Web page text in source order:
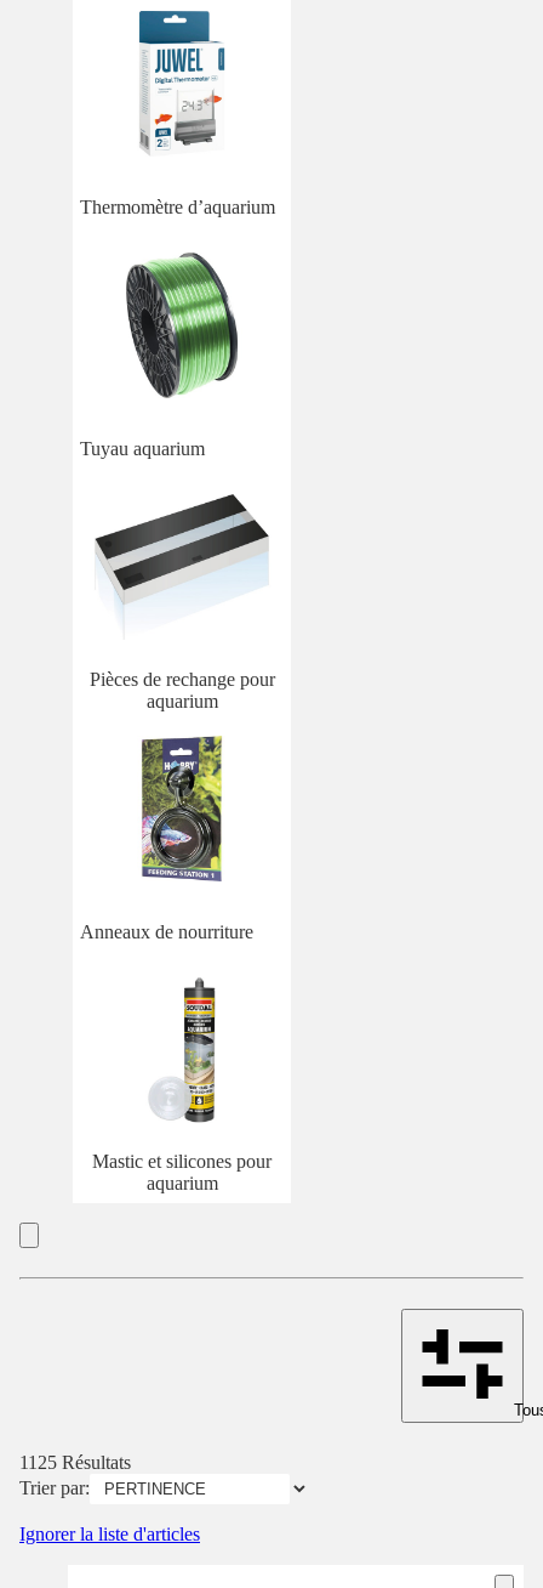
Thermomètre d’aquarium
Tuyau aquarium
Pièces de rechange pour
aquarium
Anneaux de nourriture
Mastic et silicones pour
aquarium
1125 Résultats
Trier par:
Ignorer la liste d'articles